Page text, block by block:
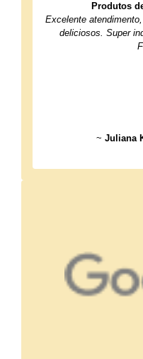
Produtos
Excelente
deliciosos. Super
~ Juliana